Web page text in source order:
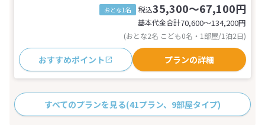
おとな1名 税込35,300～67,100円
基本代金合計70,600〜134,200円
(おとな2名 こども0名・1部屋/1泊2日)
おすすめポイント プランの詳細
すべてのプランを見る(41プラン、9部屋タイプ)